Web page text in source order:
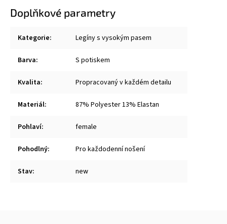
Doplňkové parametry
Kategorie: Legíny s vysokým pasem
Barva: S potiskem
Kvalita: Propracovaný v každém detailu
Materiál: 87% Polyester 13% Elastan
Pohlaví: female
Pohodlný: Pro každodenní nošení
Stav: new